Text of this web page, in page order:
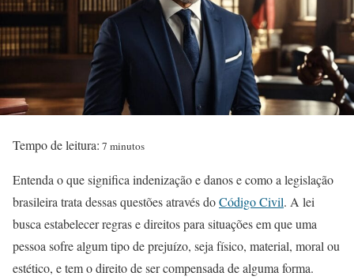
Tempo de leitura: 7 minutos
Entenda o que significa indenização e danos e como a legislação
brasileira trata dessas questões através doCódigo Civil. A lei
busca estabelecer regras e direitos para situações em que uma
pessoa sofre algum tipo de prejuízo, seja físico, material, moral ou
estético, e tem o direito de ser compensada de alguma forma.